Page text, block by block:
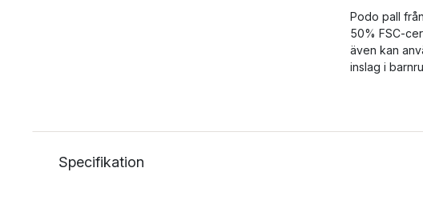
Podo pall
50% FSC-
även kan
inslag i
Specifikation